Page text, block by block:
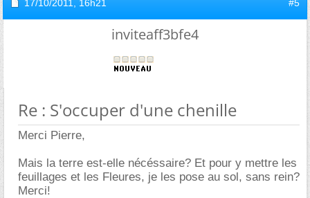
17/10/2011, 16h21 #5
inviteaff3bfe4
Re : S'occuper d'une chenille
Merci Pierre,
Mais la terre est-elle nécéssaire? Et pour y mettre les
feuillages et les Fleures, je les pose au sol, sans rein?
Merci!